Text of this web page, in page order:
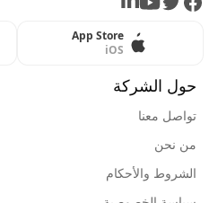
App Store
iOS
حول الشركة
تواصل معنا
من نحن
الشروط والأحكام